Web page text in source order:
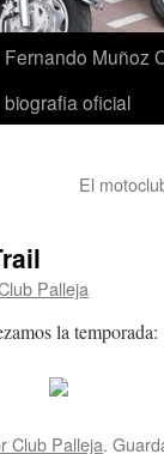
Fernando Muñoz
biografia oficial
El
Palleja
la temporada:
Club Palleja.